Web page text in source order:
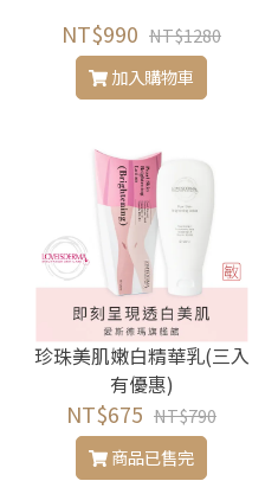
NT$990 NT$1280
加入購物車
珍珠美肌嫩白精華乳(三入
有優惠)
NT$675 NT$790
商品已售完